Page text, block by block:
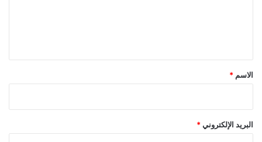
*
الاسم *
البريد الإلكتروني *